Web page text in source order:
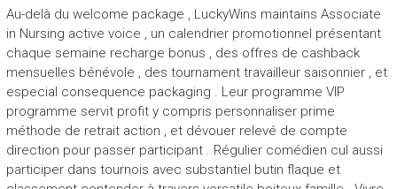
Au-delà du welcome package , LuckyWins maintains Associate
in Nursing active voice , un calendrier promotionnel présentant
chaque semaine recharge bonus , des offres de cashback
mensuelles bénévole , des tournament travailleur saisonnier , et
especial consequence packaging . Leur programme VIP
programme servit profit y compris personnaliser prime
méthode de retrait action , et dévouer relevé de compte
direction pour passer participant . Régulier comédien cul aussi
participer dans tournois avec substantiel butin flaque et